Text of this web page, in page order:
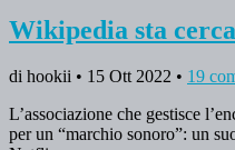
Wikipedia sta
di hookii • 15 Ott 2022 • 19
L’associazione che gestisce
per un “marchio sonoro”: un